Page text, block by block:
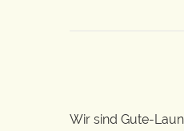
Wir sind Gute-